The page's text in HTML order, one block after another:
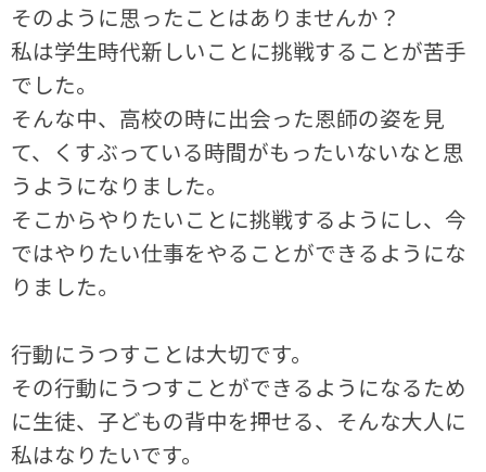
そのように思ったことはありませんか？
私は学生時代新しいことに挑戦することが苦手
でした。
そんな中、高校の時に出会った恩師の姿を見
て、くすぶっている時間がもったいないなと思
うようになりました。
そこからやりたいことに挑戦するようにし、今
ではやりたい仕事をやることができるようにな
りました。
行動にうつすことは大切です。
その行動にうつすことができるようになるため
に生徒、子どもの背中を押せる、そんな大人に
私はなりたいです。